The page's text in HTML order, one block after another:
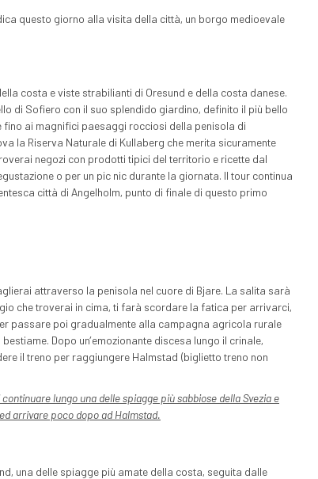
questo giorno alla visita della città, un borgo medioevale
costa e viste strabilianti di Oresund e della costa danese.
di Sofiero con il suo splendido giardino, definito il più bello
fino ai magnifici paesaggi rocciosi della penisola di
la Riserva Naturale di Kullaberg che merita sicuramente
negozi con prodotti tipici del territorio e ricette dal
o per un pic nic durante la giornata. Il tour continua
città di Angelholm, punto di finale di questo primo
attraverso la penisola nel cuore di Bjare. La salita sarà
che troverai in cima, ti farà scordare la fatica per arrivarci,
passare poi gradualmente alla campagna agricola rurale
Dopo un’emozionante discesa lungo il crinale,
il treno per raggiungere Halmstad (biglietto treno non
lungo una delle spiagge più sabbiose della Svezia e
arrivare poco dopo ad Halmstad.
una delle spiagge più amate della costa, seguita dalle